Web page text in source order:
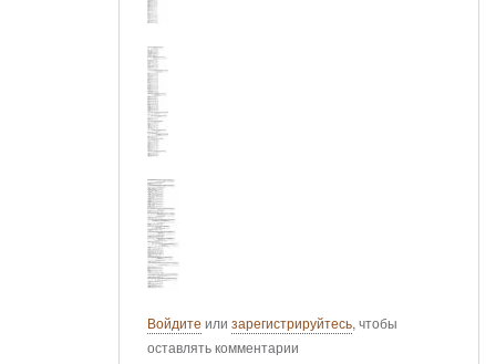
Войдите или зарегистрируйтесь, чтобы
оставлять комментарии